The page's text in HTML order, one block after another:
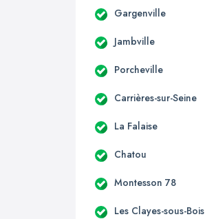
Gargenville
Jambville
Porcheville
Carrières-sur-Seine
La Falaise
Chatou
Montesson 78
Les Clayes-sous-Bois